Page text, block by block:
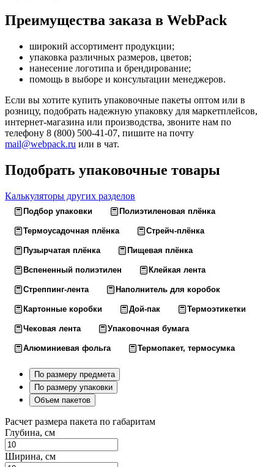
Преимущества заказа в WebPack
широкий ассортимент продукции;
упаковка различных размеров, цветов;
нанесение логотипа и брендирование;
помощь в выборе и консультации менеджеров.
Если вы хотите купить упаковочные пакеты оптом или в
розницу, подобрать надежную упаковку для маркетплейсов,
интернет-магазина или производства, звоните нам по
телефону 8 (800) 500-41-07, пишите на почту
mail@webpack.ru или в чат.
Подобрать упаковочные товары
Калькуляторы других разделов
Подбор упаковки Полиэтиленовая плёнка
Термоусадочная плёнка Стрейч-плёнка
Пузырчатая плёнка Пищевая плёнка
Вспененный полиэтилен Клейкая лента
Стреппинг-лента Наполнитель для коробок
Картонные коробки Дой-пак Термоэтикетки
Чековая лента Упаковочная бумага
Алюминиевая фольга Термопакет, термосумка
По размеру предмета
По размеру упаковки
Объем пакетов
Расчет размера пакета по габаритам
Глубина, см
Ширина, см